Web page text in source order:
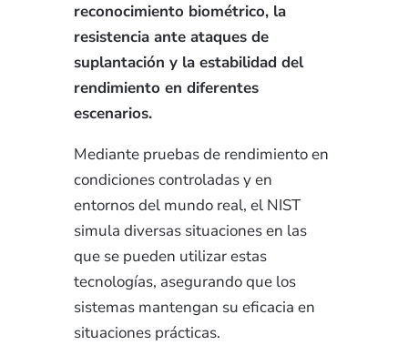
reconocimiento biométrico, la
resistencia ante ataques de
suplantación y la estabilidad del
rendimiento en diferentes
escenarios.
Mediante pruebas de rendimiento en
condiciones controladas y en
entornos del mundo real, el NIST
simula diversas situaciones en las
que se pueden utilizar estas
tecnologías, asegurando que los
sistemas mantengan su eficacia en
situaciones prácticas.